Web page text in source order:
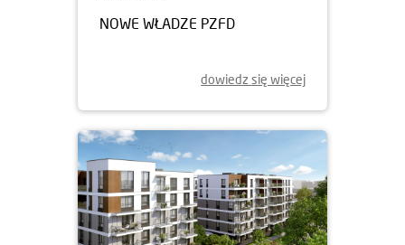
NOWE WŁADZE PZFD
dowiedz się więcej